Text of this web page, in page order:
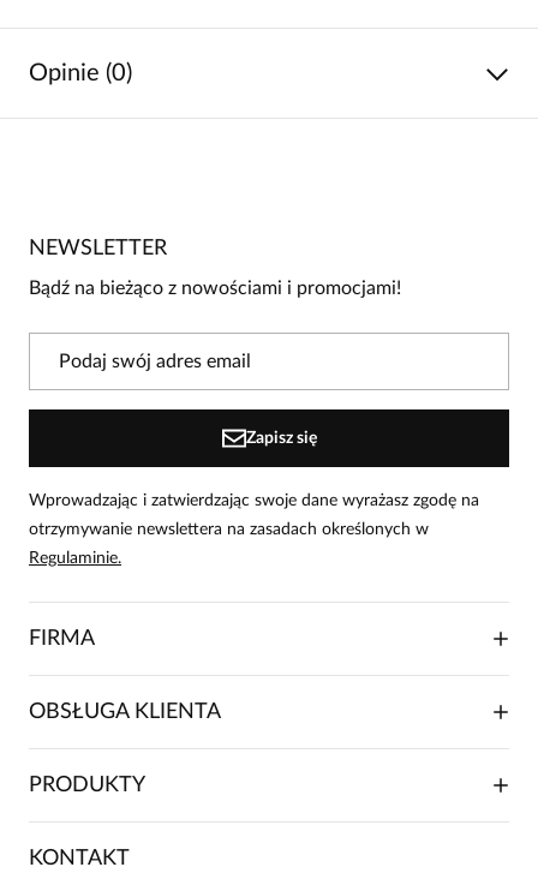
Opinie (0)
Bądź pierwszą osobą, która podzieli się opinią o tym
W naszej witrynie opinie mogą dodawać tylko
NEWSLETTER
Bądź na bieżąco z nowościami i promocjami!
Zapisz się
Wprowadzając i zatwierdzając swoje dane wyrażasz zgodę na
otrzymywanie newslettera na zasadach określonych w
Regulaminie.
FIRMA
O NAS
FRANCZYZA
OBSŁUGA KLIENTA
SKŁADANIE ZAMÓWIENIA
FAQ
PRODUKTY
SUKIENKI
KONTAKT